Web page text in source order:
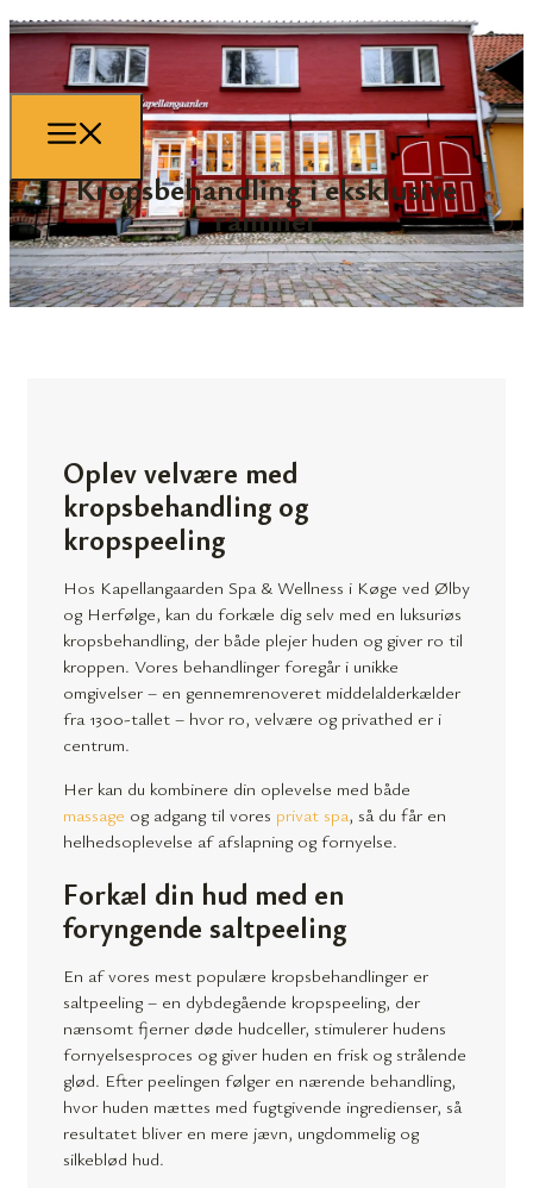
Kropsbehandling i eksklusive
rammer
Oplev velvære med
kropsbehandling og
kropspeeling
Hos Kapellangaarden Spa & Wellness i Køge ved Ølby
og Herfølge, kan du forkæle dig selv med en luksuriøs
kropsbehandling, der både plejer huden og giver ro til
kroppen. Vores behandlinger foregår i unikke
omgivelser – en gennemrenoveret middelalderkælder
fra 1300-tallet – hvor ro, velvære og privathed er i
centrum.
Her kan du kombinere din oplevelse med både
massage og adgang til vores privat spa, så du får en
helhedsoplevelse af afslapning og fornyelse.
Forkæl din hud med en
foryngende saltpeeling
En af vores mest populære kropsbehandlinger er
saltpeeling – en dybdegående kropspeeling, der
nænsomt fjerner døde hudceller, stimulerer hudens
fornyelsesproces og giver huden en frisk og strålende
glød. Efter peelingen følger en nærende behandling,
hvor huden mættes med fugtgivende ingredienser, så
resultatet bliver en mere jævn, ungdommelig og
silkeblød hud.